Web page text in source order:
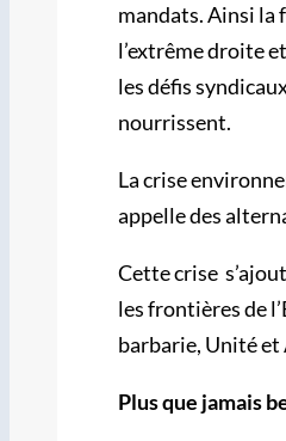
mandats. Ainsi la
l’extrême droite
les défis
nourrissent.
La crise
appelle des
Cette crise
les frontières de
barbarie, Unité et
Plus que jamais